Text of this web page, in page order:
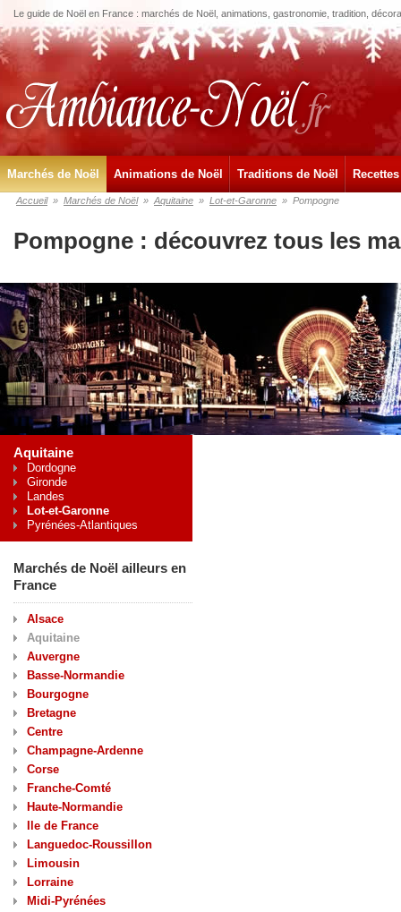
Le guide de Noël en France : marchés de Noël, animations, gastronomie, tradition,
Marchés de Noël Animations de Noël Traditions de Noël
Accueil » Marchés de Noël » Aquitaine » Lot-et-Garonne » Pompogne
Pompogne : découvrez tous les
Aquitaine
Dordogne
Gironde
Landes
Lot-et-Garonne
Pyrénées-Atlantiques
Marchés de Noël ailleurs en
France
Alsace
Aquitaine
Auvergne
Basse-Normandie
Bourgogne
Bretagne
Centre
Champagne-Ardenne
Corse
Franche-Comté
Haute-Normandie
Ile de France
Languedoc-Roussillon
Limousin
Lorraine
Midi-Pyrénées